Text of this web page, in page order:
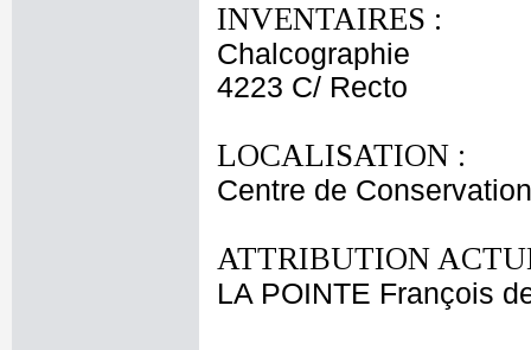
INVENTAIRES :
Chalcographie
4223 C/ Recto
LOCALISATION :
Centre de
ATTRIBUTION
LA POINTE François